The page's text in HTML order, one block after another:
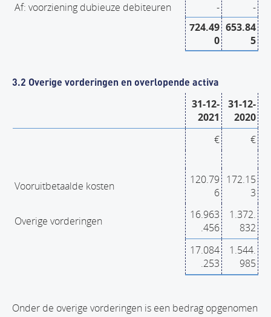
Af: voorziening dubieuze debiteuren
-
-
724.49
0
653.84
5
3.2 Overige vorderingen en overlopende activa
31-12-
2021
31-12-
2020
€
€
Vooruitbetaalde kosten
120.79
6
172.15
3
Overige vorderingen
16.963
.456
1.372.
832
17.084
.253
1.544.
985
Onder de overige vorderingen is een bedrag opgenomen